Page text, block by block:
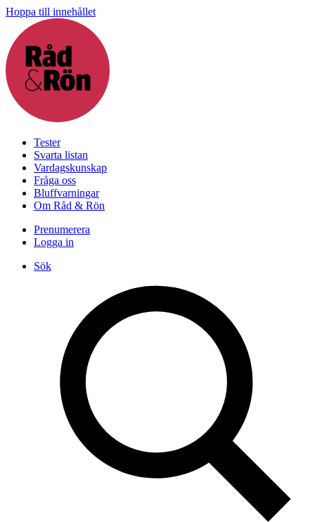
Hoppa till innehållet
Tester
Svarta listan
Vardagskunskap
Fråga oss
Bluffvarningar
Om Råd & Rön
Prenumerera
Logga in
Sök